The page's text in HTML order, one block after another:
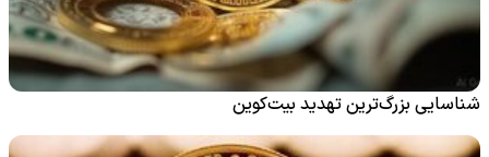
شناسایی بزرگ‌ترین تهدید بیت‌کوین